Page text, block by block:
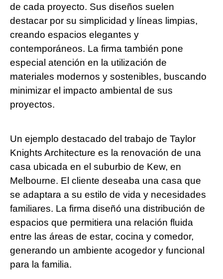
de cada proyecto. Sus diseños suelen
destacar por su simplicidad y líneas limpias,
creando espacios elegantes y
contemporáneos. La firma también pone
especial atención en la utilización de
materiales modernos y sostenibles, buscando
minimizar el impacto ambiental de sus
proyectos.
Un ejemplo destacado del trabajo de Taylor
Knights Architecture es la renovación de una
casa ubicada en el suburbio de Kew, en
Melbourne. El cliente deseaba una casa que
se adaptara a su estilo de vida y necesidades
familiares. La firma diseñó una distribución de
espacios que permitiera una relación fluida
entre las áreas de estar, cocina y comedor,
generando un ambiente acogedor y funcional
para la familia.